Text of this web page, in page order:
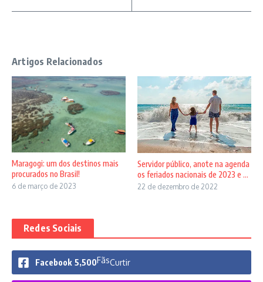
Artigos Relacionados
Maragogi: um dos destinos mais
procurados no Brasil!
6 de março de 2023
Servidor público, anote na agenda
os feriados nacionais de 2023 e ...
22 de dezembro de 2022
Redes Sociais
Facebook 5,500FãsCurtir